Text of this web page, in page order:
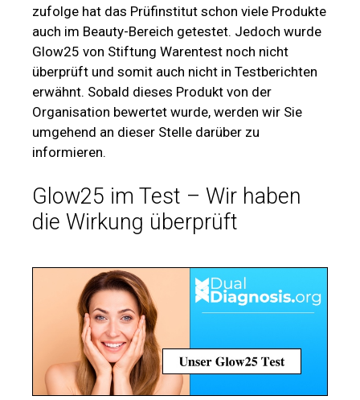
zufolge hat das Prüfinstitut schon viele Produkte
auch im Beauty-Bereich getestet. Jedoch wurde
Glow25 von Stiftung Warentest noch nicht
überprüft und somit auch nicht in Testberichten
erwähnt. Sobald dieses Produkt von der
Organisation bewertet wurde, werden wir Sie
umgehend an dieser Stelle darüber zu
informieren.
Glow25 im Test – Wir haben
die Wirkung überprüft